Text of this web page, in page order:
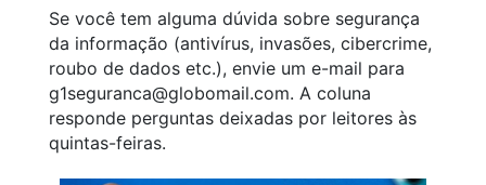
Se você tem alguma dúvida sobre segurança
da informação (antivírus, invasões, cibercrime,
roubo de dados etc.), envie um e-mail para
g1seguranca@globomail.com. A coluna
responde perguntas deixadas por leitores às
quintas-feiras.